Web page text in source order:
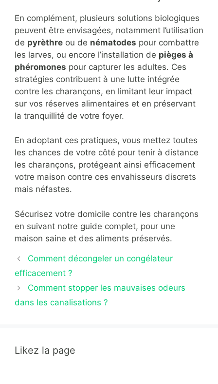
En complément, plusieurs solutions biologiques
peuvent être envisagées, notamment l’utilisation
de pyrèthre ou de nématodes pour combattre
les larves, ou encore l’installation de pièges à
phéromones pour capturer les adultes. Ces
stratégies contribuent à une lutte intégrée
contre les charançons, en limitant leur impact
sur vos réserves alimentaires et en préservant
la tranquillité de votre foyer.
En adoptant ces pratiques, vous mettez toutes
les chances de votre côté pour tenir à distance
les charançons, protégeant ainsi efficacement
votre maison contre ces envahisseurs discrets
mais néfastes.
Sécurisez votre domicile contre les charançons
en suivant notre guide complet, pour une
maison saine et des aliments préservés.
Comment décongeler un congélateur
efficacement ?
Comment stopper les mauvaises odeurs
dans les canalisations ?
Likez la page